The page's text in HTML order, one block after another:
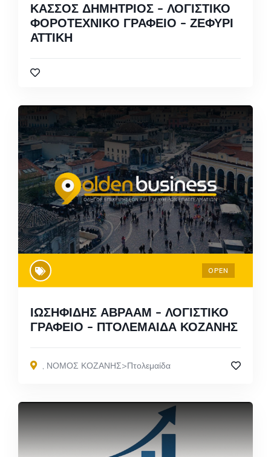
ΚΑΣΣΟΣ ΔΗΜΗΤΡΙΟΣ – ΛΟΓΙΣΤΙΚΟ
ΦΟΡΟΤΕΧΝΙΚΟ ΓΡΑΦΕΙΟ – ΖΕΦΥΡΙ
ΑΤΤΙΚΗ
OPEN
ΙΩΣΗΦΙΔΗΣ ΑΒΡΑΑΜ – ΛΟΓΙΣΤΙΚΟ
ΓΡΑΦΕΙΟ – ΠΤΟΛΕΜΑΙΔΑ ΚΟΖΑΝΗΣ
ΝΟΜΟΣ ΚΟΖΑΝΗΣ>Πτολεμαίδα